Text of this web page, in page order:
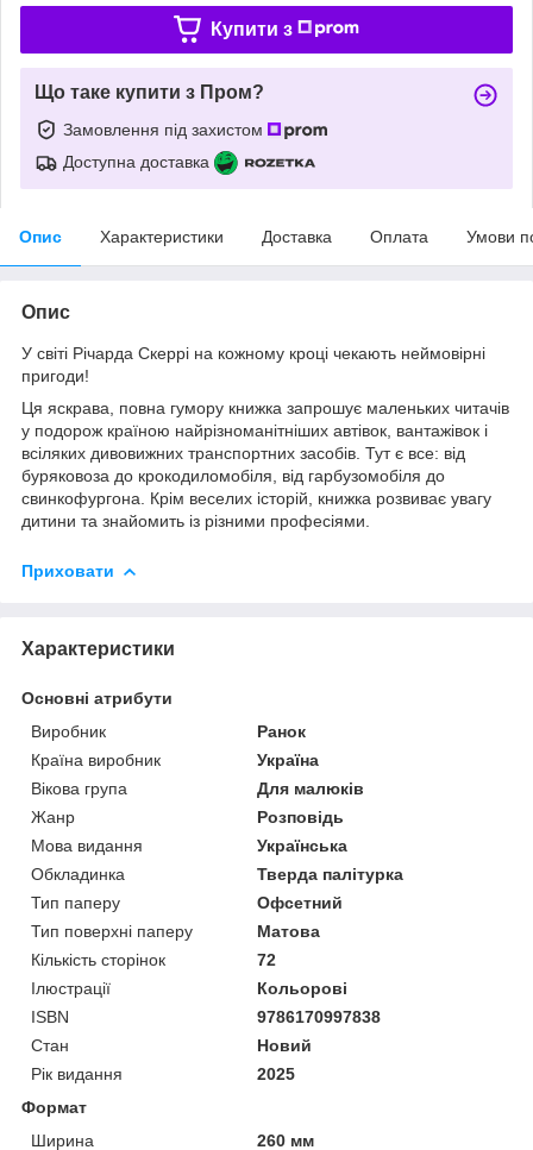
Купити з
Що таке купити з Пром?
Замовлення під захистом
Доступна доставка
Опис Характеристики Доставка Оплата Умови
Опис
У світі Річарда Скеррі на кожному кроці чекають неймовірні
пригоди!
Ця яскрава, повна гумору книжка запрошує маленьких читачів
у подорож країною найрізноманітніших автівок, вантажівок і
всіляких дивовижних транспортних засобів. Тут є все: від
буряковоза до крокодиломобіля, від гарбузомобіля до
свинкофургона. Крім веселих історій, книжка розвиває увагу
дитини та знайомить із різними професіями.
Приховати
Характеристики
Основні атрибути
Виробник
Ранок
Країна виробник
Україна
Вікова група
Для малюків
Жанр
Розповідь
Мова видання
Українська
Обкладинка
Тверда палітурка
Тип паперу
Офсетний
Тип поверхні паперу
Матова
Кількість сторінок
72
Ілюстрації
Кольорові
ISBN
9786170997838
Стан
Новий
Рік видання
2025
Формат
Ширина
260 мм